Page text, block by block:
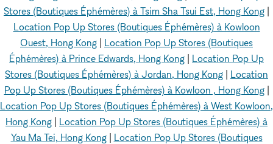
Stores (Boutiques Éphémères) à Tsim Sha Tsui Est, Hong Kong
Location Pop Up Stores (Boutiques Éphémères) à Kowloon
Ouest, Hong Kong
Location Pop Up Stores (Boutiques
Éphémères) à Prince Edwards, Hong Kong
Location Pop Up
Stores (Boutiques Éphémères) à Jordan, Hong Kong
Location
Pop Up Stores (Boutiques Éphémères) à Kowloon , Hong Kong|
Location Pop Up Stores (Boutiques Éphémères) à West Kowloon,
Hong Kong
Location Pop Up Stores (Boutiques Éphémères) à
Yau Ma Tei, Hong Kong| Location Pop Up Stores (Boutiques